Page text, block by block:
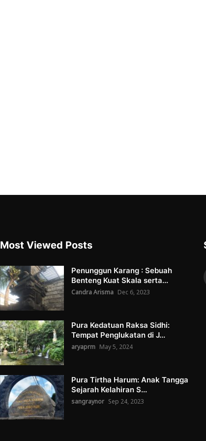
Most Viewed Posts
Penunggun Karang : Sebuah
Benteng Kuat Skala serta...
Candra Arisma Dec 6, 2023
Pura Kedatuan Raksa Sidhi:
Tempat Penglukatan di J...
aryaprm May 5, 2024
Pura Tirtha Harum: Anak Tangga
Sejarah Kelahiran S...
sangraynor Sep 24, 2023